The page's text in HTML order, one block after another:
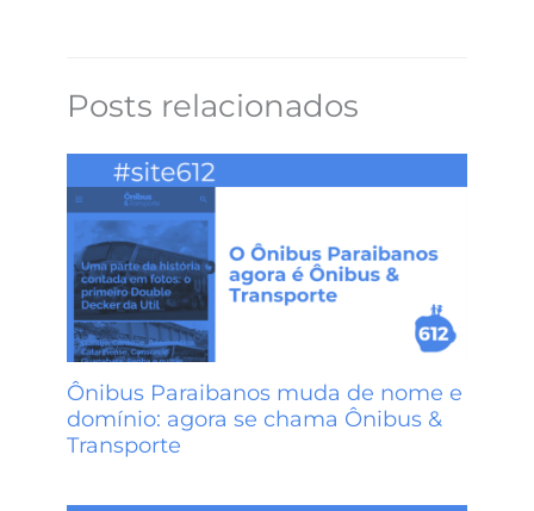
r
e
s
t
d
I
n
d
o
n
t
A
p
p m
Posts relacionados
Ônibus Paraibanos muda de nome e
domínio: agora se chama Ônibus &
Transporte